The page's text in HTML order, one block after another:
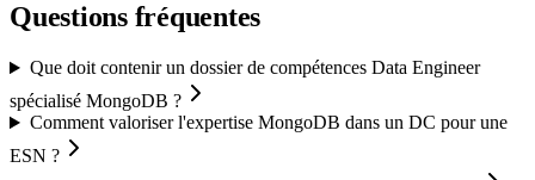
Questions fréquentes
Que doit contenir un dossier de compétences Data Engineer
spécialisé MongoDB ?
Comment valoriser l'expertise MongoDB dans un DC pour une
ESN ?